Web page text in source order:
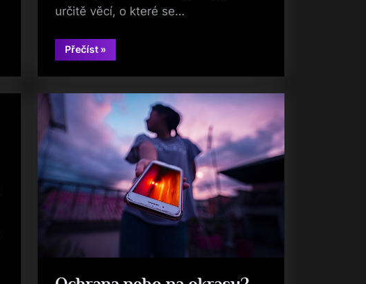
určitě věcí, o které se…
Přečíst“Elektronické
cigarety”
»